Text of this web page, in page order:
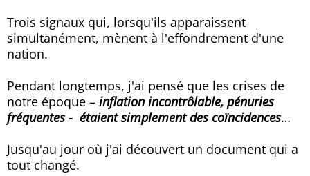
Trois signaux qui, lorsqu'ils apparaissent
simultanément, mènent à l'effondrement d'une
nation.
Pendant longtemps, j'ai pensé que les crises de
notre époque – inflation incontrôlable, pénuries
fréquentes - étaient simplement des coïncidences…
Jusqu'au jour où j'ai découvert un document qui a
tout changé.